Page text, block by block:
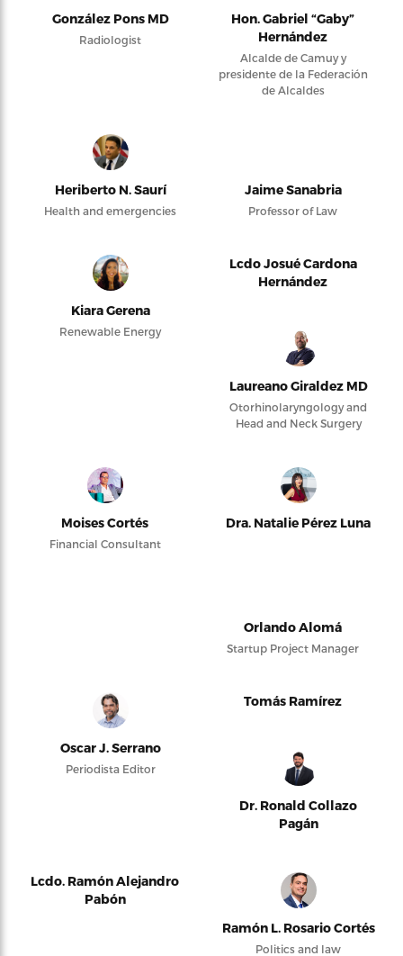
González Pons MD
Radiologist
Hon. Gabriel “Gaby”
Hernández
Alcalde de Camuy y
presidente de la Federación
de Alcaldes
Heriberto N. Saurí
Health and emergencies
Jaime Sanabria
Professor of Law
Kiara Gerena
Renewable Energy
Lcdo Josué Cardona
Hernández
Laureano Giraldez MD
Otorhinolaryngology and
Head and Neck Surgery
Moises Cortés
Financial Consultant
Dra. Natalie Pérez Luna
Orlando Alomá
Startup Project Manager
Oscar J. Serrano
Periodista Editor
Tomás Ramírez
Dr. Ronald Collazo
Pagán
Lcdo. Ramón Alejandro
Pabón
Ramón L. Rosario Cortés
Politics and law